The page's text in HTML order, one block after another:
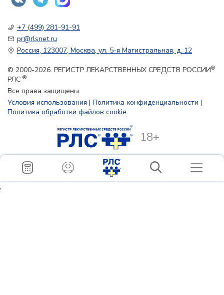
+7 (499) 281-91-91
pr@rlsnet.ru
Россия, 123007, Москва, ул. 5-я Магистральная, д. 12
© 2000-2026. РЕГИСТР ЛЕКАРСТВЕННЫХ СРЕДСТВ РОССИИ®
РЛС ®
Все права защищены
Условия использования | Политика конфиденциальности |
Политика обработки файлов cookie
18+
;